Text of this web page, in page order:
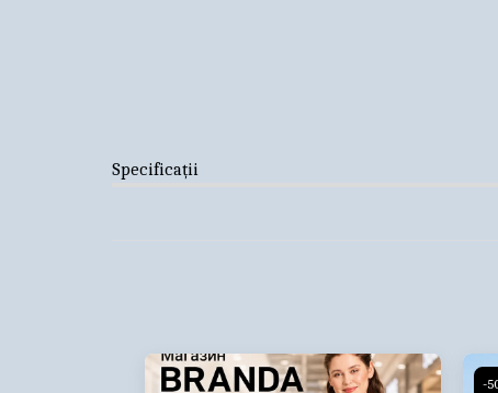
Specificații
-